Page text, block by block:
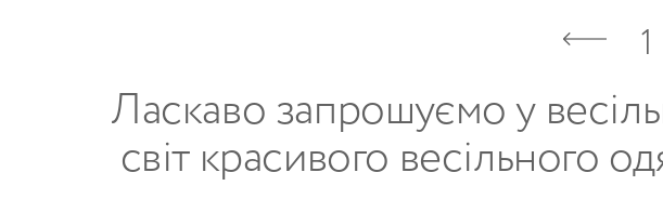
1
Ласкавозапрошуємоу
світ красивого весільного